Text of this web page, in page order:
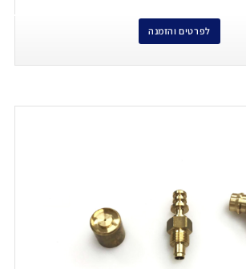
לפרטים והזמנה